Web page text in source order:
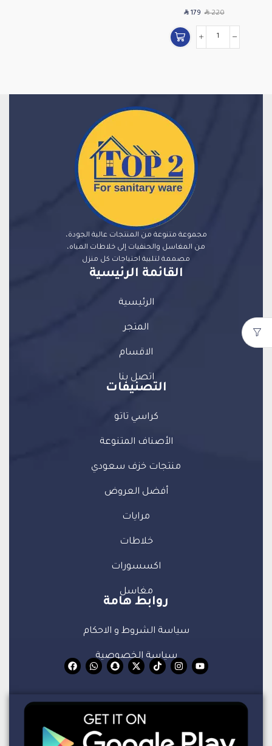
SAR220
SAR179
مجموعة متنوعة من المنتجات عالية الجودة،
من المغاسل والحنفيات إلى خلاطات المياه،
مصممة لتلبية احتياجات كل منزل
القائمة الرئيسية
الرئيسية
المتجر
الاقسام
اتصل بنا
التصنيفات
كراسي تاتو
الأصناف المتنوعة
منتجات خزف سعودي
أفضل العروض
مرايات
خلاطات
اكسسورات
مغاسل
روابط هامة
سياسة الشروط و الاحكام
سياسة الخصوصية